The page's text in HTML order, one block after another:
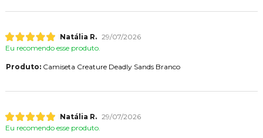
Natália R. 29/07/2026
Eu recomendo esse produto.
Produto:Camiseta Creature Deadly Sands Branco
Natália R. 29/07/2026
Eu recomendo esse produto.